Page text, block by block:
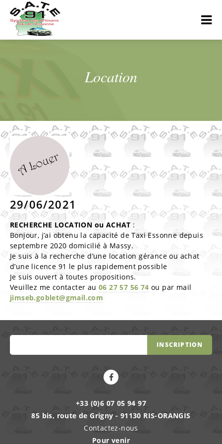
Location
29/06/2021
RECHERCHE LOCATION ou ACHAT :
Bonjour, j’ai obtenu la capacité de Taxi Essonne depuis
septembre 2020 domicilié à Massy.
Je suis à la recherche d’une location gérance ou achat
d’une licence 91 le plus rapidement possible
Je suis ouvert à toutes propositions.
Veuillez me contacter au 06 27 57 56 74 ou par mail
jimseb.goblet@gmail.com
INSCRIPTION
+33 (0)6 07 05 94 97
85 bis, route de Grigny - 91130 RIS-ORANGIS
Contactez-nous
Pour venir